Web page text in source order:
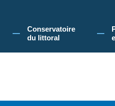
du littoral, vous acceptez
Conservatoire
du littoral